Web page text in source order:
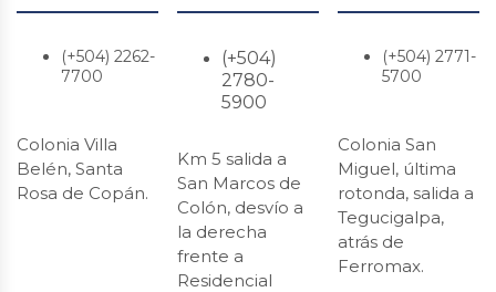
(+504) 2262-
7700
Colonia Villa
Belén, Santa
Rosa de Copán.
(+504)
2780-
5900
Km 5 salida a
San Marcos de
Colón, desvío a
la derecha
frente a
Residencial
(+504) 2771-
5700
Colonia San
Miguel, última
rotonda, salida a
Tegucigalpa,
atrás de
Ferromax.